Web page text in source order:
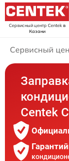
Сервисный центр Centekв
Казани
Сервисный
Centek